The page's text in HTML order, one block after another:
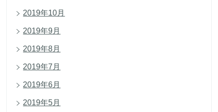
2019年10月
2019年9月
2019年8月
2019年7月
2019年6月
2019年5月